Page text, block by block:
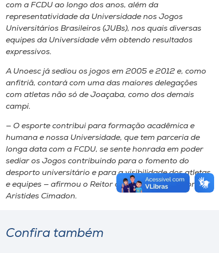
com a FCDU ao longo dos anos, além da
representatividade da Universidade nos Jogos
Universitários Brasileiros (JUBs), nos quais diversas
equipes da Universidade vêm obtendo resultados
expressivos.
A Unoesc já sediou os jogos em 2005 e 2012 e, como
anfitriã, contará com uma das maiores delegações
com atletas não só de Joaçaba, como dos demais
campi.
— O esporte contribui para formação acadêmica e
humana e nossa Universidade, que tem parceria de
longa data com a FCDU, se sente honrada em poder
sediar os Jogos contribuindo para o fomento do
desporto universitário e para a visibilidade dos atletas
e equipes — afirmou o Reitor da Unoesc, professor
Aristides Cimadon.
Confira também